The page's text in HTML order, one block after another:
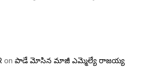
on పాడే మోసిన మాజీ ఎమ్మెల్యే రాజయ్య